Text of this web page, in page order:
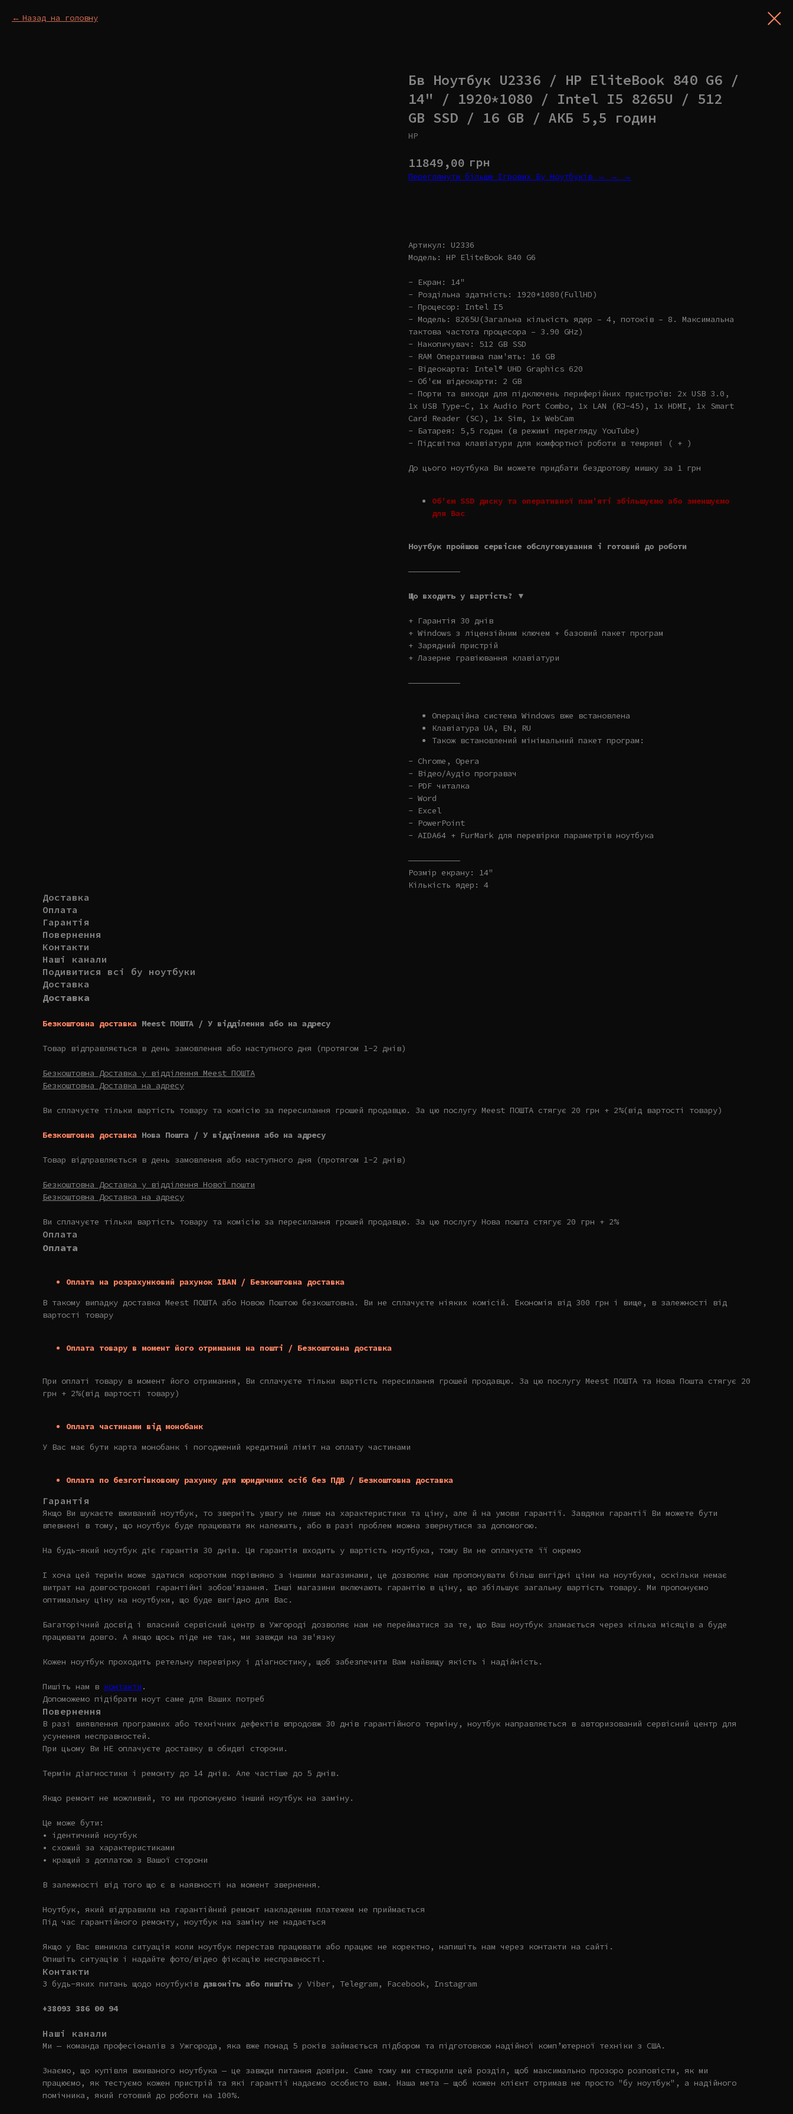
Назад на головну
Бв Ноутбук U2336 / HP EliteBook 840 G6 /
14" / 1920*1080 / Intel I5 8265U / 512
GB SSD / 16 GB / АКБ 5,5 годин
HP
11849,00 грн
Переглянути більше Ігрових Бу Ноутбуків → → →
Артикул: U2336
Модель: HP EliteBook 840 G6
- Екран: 14"
- Роздільна здатність: 1920*1080(FullHD)
- Процесор: Intel I5
- Модель: 8265U(Загальна кількість ядер – 4, потоків – 8. Максимальна
тактова частота процесора – 3.90 GHz)
- Накопичувач: 512 GB SSD
- RAM Оперативна пам'ять: 16 GB
- Відеокарта: Intel® UHD Graphics 620
- Об'єм відеокарти: 2 GB
- Порти та виходи для підключень периферійних пристроїв: 2x USB 3.0,
1x USB Type-C, 1x Audio Port Combo, 1x LAN (RJ-45), 1x HDMI, 1x Smart
Card Reader (SC), 1x Sim, 1x WebCam
- Батарея: 5,5 годин (в режимі перегляду YouTube)
- Підсвітка клавіатури для комфортної роботи в темряві ( + )
До цього ноутбука Ви можете придбати бездротову мишку за 1 грн
Об'єм SSD диску та оперативної пам'яті збільшуємо або зменшуємо
для Вас
Ноутбук пройшов сервісне обслуговування і готовий до роботи
———————————
Що входить у вартість? ▼
+ Гарантія 30 днів
+ Windows з ліцензійним ключем + базовий пакет програм
+ Зарядний пристрій
+ Лазерне гравіювання клавіатури
———————————
Операційна система Windows вже встановлена
Клавіатура UA, EN, RU
Також встановлений мінімальний пакет програм:
- Chrome, Opera
- Відео/Аудіо програвач
- PDF читалка
- Word
- Excel
- PowerPoint
- AIDA64 + FurMark для перевірки параметрів ноутбука
———————————
Розмір екрану: 14"
Кількість ядер: 4
Доставка
Оплата
Гарантія
Повернення
Контакти
Наші канали
Подивитися всі бу ноутбуки
Доставка
Доставка
Безкоштовна доставка Meest ПОШТА / У відділення або на адресу
Товар відправляється в день замовлення або наступного дня (протягом 1-2 днів)
Безкоштовна Доставка у відділення Meest ПОШТА
Безкоштовна Доставка на адресу
Ви сплачуєте тільки вартість товару та комісію за пересилання грошей продавцю. За цю послугу Meest ПОШТА стягує 20 грн + 2%(від вартості товару)
Безкоштовна доставка Нова Пошта / У відділення або на адресу
Товар відправляється в день замовлення або наступного дня (протягом 1-2 днів)
Безкоштовна Доставка у відділення Нової пошти
Безкоштовна Доставка на адресу
Ви сплачуєте тільки вартість товару та комісію за пересилання грошей продавцю. За цю послугу Нова пошта стягує 20 грн + 2%
Оплата
Оплата
Оплата на розрахунковий рахунок IBAN / Безкоштовна доставка
В такому випадку доставка Meest ПОШТА або Новою Поштою безкоштовна. Ви не сплачуєте ніяких комісій. Економія від 300 грн і вище, в залежності від
вартості товару
Оплата товару в момент його отримання на пошті / Безкоштовна доставка
При оплаті товару в момент його отримання, Ви сплачуєте тільки вартість пересилання грошей продавцю. За цю послугу Meest ПОШТА та Нова Пошта стягує 20
грн + 2%(від вартості товару)
Оплата частинами від монобанк
У Вас має бути карта монобанк і погоджений кредитний ліміт на оплату частинами
Оплата по безготівковому рахунку для юридичних осіб без ПДВ / Безкоштовна доставка
Гарантія
Якщо Ви шукаєте вживаний ноутбук, то зверніть увагу не лише на характеристики та ціну, але й на умови гарантії. Завдяки гарантії Ви можете бути
впевнені в тому, що ноутбук буде працювати як належить, або в разі проблем можна звернутися за допомогою.
На будь-який ноутбук діє гарантія 30 днів. Ця гарантія входить у вартість ноутбука, тому Ви не оплачуєте її окремо
І хоча цей термін може здатися коротким порівняно з іншими магазинами, це дозволяє нам пропонувати більш вигідні ціни на ноутбуки, оскільки немає
витрат на довгострокові гарантійні зобов'язання. Інші магазини включають гарантію в ціну, що збільшує загальну вартість товару. Ми пропонуємо
оптимальну ціну на ноутбуки, що буде вигідно для Вас.
Багаторічний досвід і власний сервісний центр в Ужгороді дозволяє нам не перейматися за те, що Ваш ноутбук зламається через кілька місяців а буде
працювати довго. А якщо щось піде не так, ми завжди на зв'язку
Кожен ноутбук проходить ретельну перевірку і діагностику, щоб забезпечити Вам найвищу якість і надійність.
Пишіть нам в контакти .
Допоможемо підібрати ноут саме для Ваших потреб
Повернення
В разі виявлення програмних або технічних дефектів впродовж 30 днів гарантійного терміну, ноутбук направляється в авторизований сервісний центр для
усунення несправностей.
При цьому Ви НЕ оплачуєте доставку в обидві сторони.
Термін діагностики і ремонту до 14 днів. Але частіше до 5 днів.
Якщо ремонт не можливий, то ми пропонуємо інший ноутбук на заміну.
Це може бути:
• ідентичний ноутбук
• схожий за характеристиками
• кращий з доплатою з Вашої сторони
В залежності від того що є в наявності на момент звернення.
Ноутбук, який відправили на гарантійний ремонт накладеним платежем не приймається
Під час гарантійного ремонту, ноутбук на заміну не надається
Якщо у Вас виникла ситуація коли ноутбук перестав працювати або працює не коректно, напишіть нам через контакти на сайті.
Опишіть ситуацію і надайте фото/відео фіксацію несправності.
Контакти
З будь-яких питань щодо ноутбуків дзвоніть або пишіть у Viber, Telegram, Facebook, Instagram
+38093 386 00 94
Наші канали
Ми — команда професіоналів з Ужгорода, яка вже понад 5 років займається підбором та підготовкою надійної комп’ютерної техніки з США.
Знаємо, що купівля вживаного ноутбука — це завжди питання довіри. Саме тому ми створили цей розділ, щоб максимально прозоро розповісти, як ми
працюємо, як тестуємо кожен пристрій та які гарантії надаємо особисто вам. Наша мета — щоб кожен клієнт отримав не просто "бу ноутбук", а надійного
помічника, який готовий до роботи на 100%.